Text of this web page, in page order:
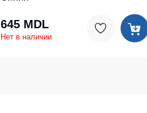
645 MDL
Нет в наличии